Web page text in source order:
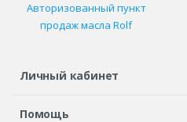
Авторизованный пункт
продаж масла Rolf
Личный кабинет
Регистрация или вход
Помощь